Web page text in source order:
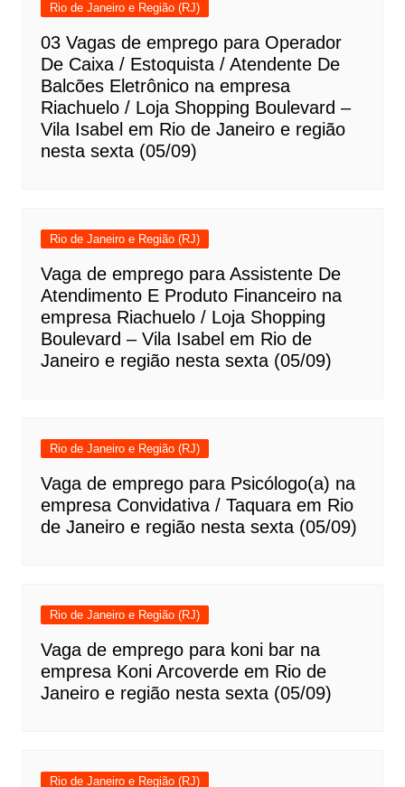
Rio de Janeiro e Região (RJ)
03 Vagas de emprego para Operador
De Caixa / Estoquista / Atendente De
Balcões Eletrônico na empresa
Riachuelo / Loja Shopping Boulevard –
Vila Isabel em Rio de Janeiro e região
nesta sexta (05/09)
Rio de Janeiro e Região (RJ)
Vaga de emprego para Assistente De
Atendimento E Produto Financeiro na
empresa Riachuelo / Loja Shopping
Boulevard – Vila Isabel em Rio de
Janeiro e região nesta sexta (05/09)
Rio de Janeiro e Região (RJ)
Vaga de emprego para Psicólogo(a) na
empresa Convidativa / Taquara em Rio
de Janeiro e região nesta sexta (05/09)
Rio de Janeiro e Região (RJ)
Vaga de emprego para koni bar na
empresa Koni Arcoverde em Rio de
Janeiro e região nesta sexta (05/09)
Rio de Janeiro e Região (RJ)